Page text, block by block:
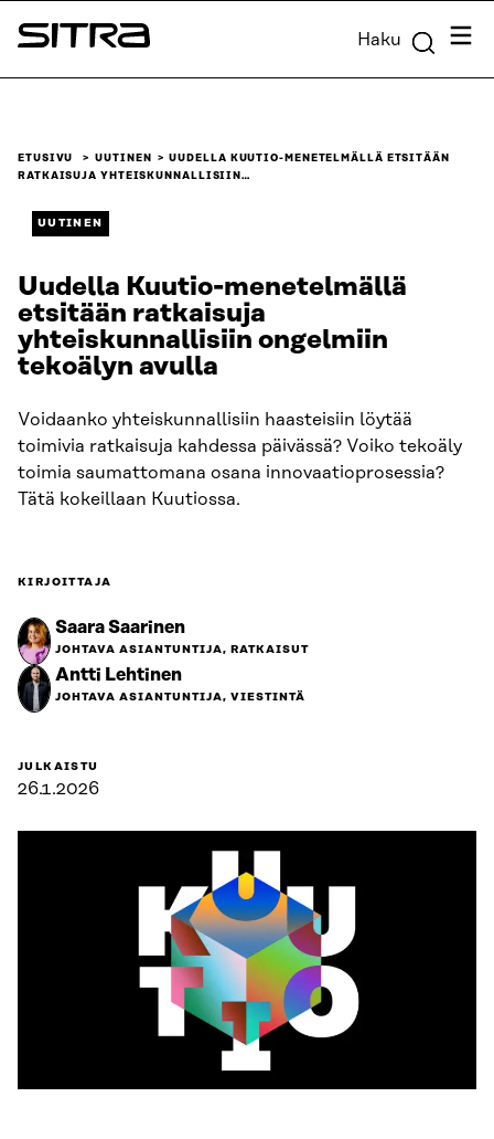
Siirry
suoraan
Sitra Haku
ETUSIVU UUTINEN
UUDELLA KUUTIO-MENETELMÄLLÄ ETSITÄÄN
RATKAISUJA YHTEISKUNNALLISIIN…
UUTINEN
Uudella Kuutio-menetelmällä
etsitään ratkaisuja
yhteiskunnallisiin ongelmiin
tekoälyn avulla
Voidaanko yhteiskunnallisiin haasteisiin löytää
toimivia ratkaisuja kahdessa päivässä? Voiko tekoäly
toimia saumattomana osana innovaatioprosessia?
Tätä kokeillaan Kuutiossa.
KIRJOITTAJA
Saara Saarinen
JOHTAVA ASIANTUNTIJA, RATKAISUT
Antti Lehtinen
JOHTAVA ASIANTUNTIJA, VIESTINTÄ
JULKAISTU
26.1.2026